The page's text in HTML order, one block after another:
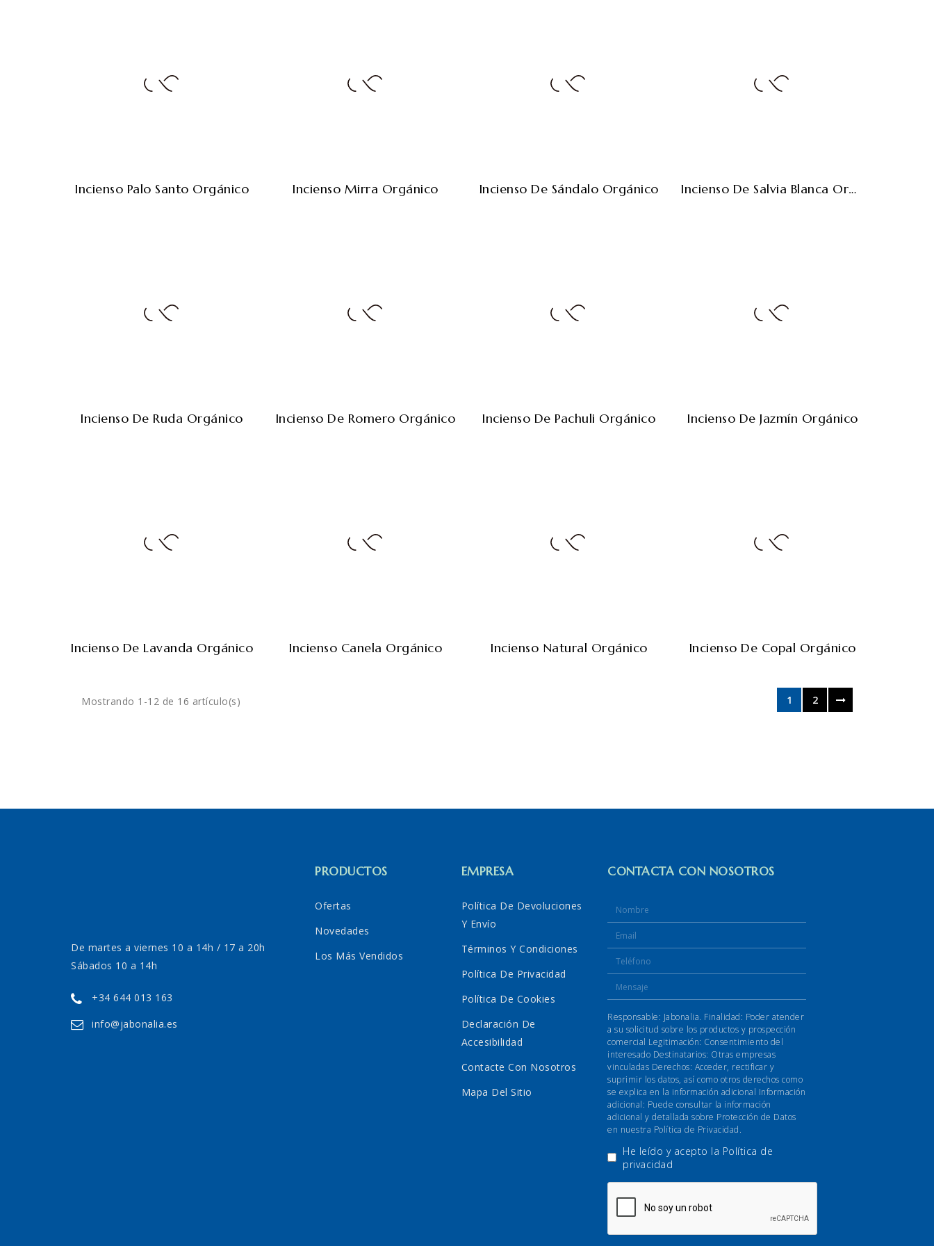
Incienso Palo Santo Orgánico Incienso Mirra Orgánico Incienso De Sándalo Orgánico Incienso De Salvia Blanca Orgánico
Incienso De Ruda Orgánico Incienso De Romero Orgánico Incienso De Pachuli Orgánico Incienso De Jazmín Orgánico
Incienso De Lavanda Orgánico Incienso Canela Orgánico Incienso Natural Orgánico Incienso De Copal Orgánico
Mostrando 1-12 de 16 artículo(s) 1 2
De martes a viernes 10 a 14h / 17 a 20h
Sábados 10 a 14h
+34 644 013 163
info@jabonalia.es
PRODUCTOS
Ofertas
Novedades
Los Más Vendidos
EMPRESA
Política De Devoluciones
Y Envío
Términos Y Condiciones
Política De Privacidad
Política De Cookies
Declaración De
Accesibilidad
Contacte Con Nosotros
Mapa Del Sitio
CONTACTA CON NOSOTROS
Responsable: Jabonalia. Finalidad: Poder atender
a su solicitud sobre los productos y prospección
comercial Legitimación: Consentimiento del
interesado Destinatarios: Otras empresas
vinculadas Derechos: Acceder, rectificar y
suprimir los datos, así como otros derechos como
se explica en la información adicional Información
adicional: Puede consultar la información
adicional y detallada sobre Protección de Datos
en nuestra Política de Privacidad.
He leído y acepto la Política de
privacidad